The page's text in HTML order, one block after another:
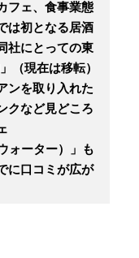
フェ、食事業態
は初となる居酒
社にとっての東
（現在は移転）
ンを取り入れた
クなど見どころ
ォーター）」も
に口コミが広が